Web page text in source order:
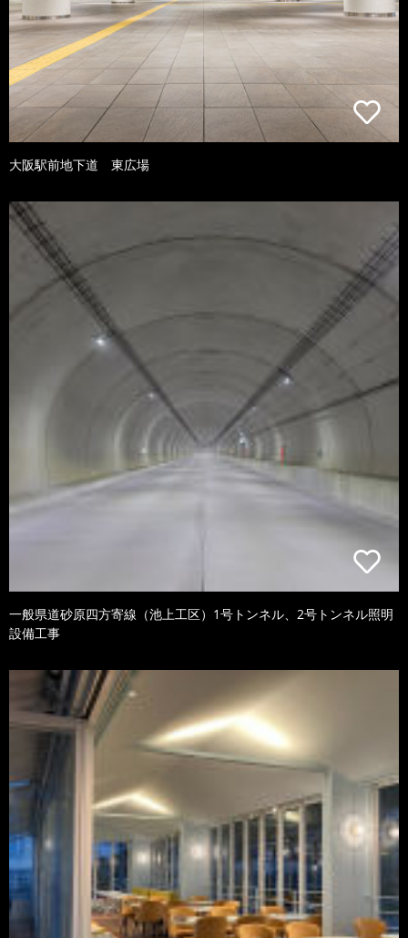
大阪駅前地下道 東広場
一般県道砂原四方寄線（池上工区）1号トンネル、2号トンネル照明
設備工事